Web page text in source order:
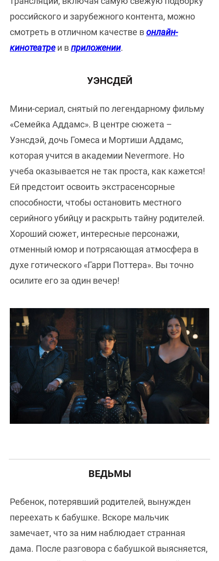
российского и зарубежного контента, можно
смотреть в отличном качестве вонлайн-
кинотеатреи вприложении.
УЭНСДЕЙ
Мини-сериал, снятый по легендарному фильму
«Семейка Аддамс». В центре сюжета –
Уэнсдэй, дочь Гомеса и Мортиши Аддамс,
которая учится в академии Nevermore. Но
учеба оказывается не так проста, как кажется!
Ей предстоит освоить экстрасенсорные
способности, чтобы остановить местного
серийного убийцу и раскрыть тайну родителей.
Хороший сюжет, интересные персонажи,
отменный юмор и потрясающая атмосфера в
духе готического «Гарри Поттера». Вы точно
осилите его за один вечер!
ВЕДЬМЫ
Ребенок, потерявший родителей, вынужден
переехать к бабушке. Вскоре мальчик
замечает, что за ним наблюдает странная
дама. После разговора с бабушкой выясняется,